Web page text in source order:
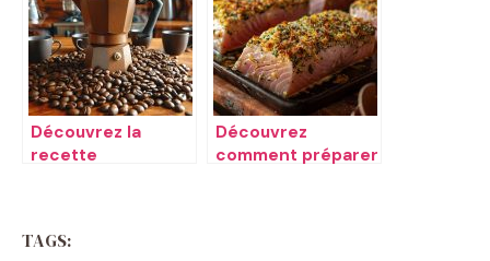
Découvrez la
recette
Découvrez
comment préparer
TAGS: